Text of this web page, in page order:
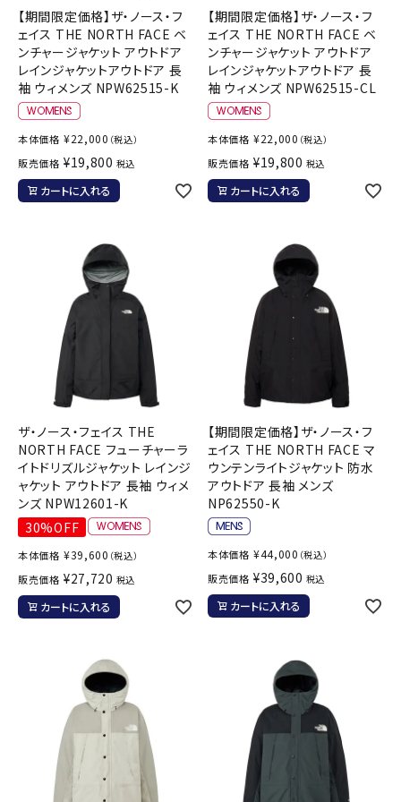
【期間限定価格】ザ・ノース・フ
ェイス THE NORTH FACE ベ
ンチャージャケット アウトドア
レインジャケットアウトドア 長
袖 ウィメンズ NPW62515-K
本体価格 ¥22,000 （税込）
販売価格 ¥19,800 税込
カートに入れる
【期間限定価格】ザ・ノース・フ
ェイス THE NORTH FACE ベ
ンチャージャケット アウトドア
レインジャケットアウトドア 長
袖 ウィメンズ NPW62515-CL
本体価格 ¥22,000 （税込）
販売価格 ¥19,800 税込
カートに入れる
ザ・ノース・フェイス THE
NORTH FACE フューチャーラ
イトドリズルジャケット レインジ
ャケット アウトドア 長袖 ウィメ
ンズ NPW12601-K
30%OFF
本体価格 ¥39,600 （税込）
販売価格 ¥27,720 税込
カートに入れる
【期間限定価格】ザ・ノース・フ
ェイス THE NORTH FACE マ
ウンテンライトジャケット 防水
アウトドア 長袖 メンズ
NP62550-K
本体価格 ¥44,000 （税込）
販売価格 ¥39,600 税込
カートに入れる